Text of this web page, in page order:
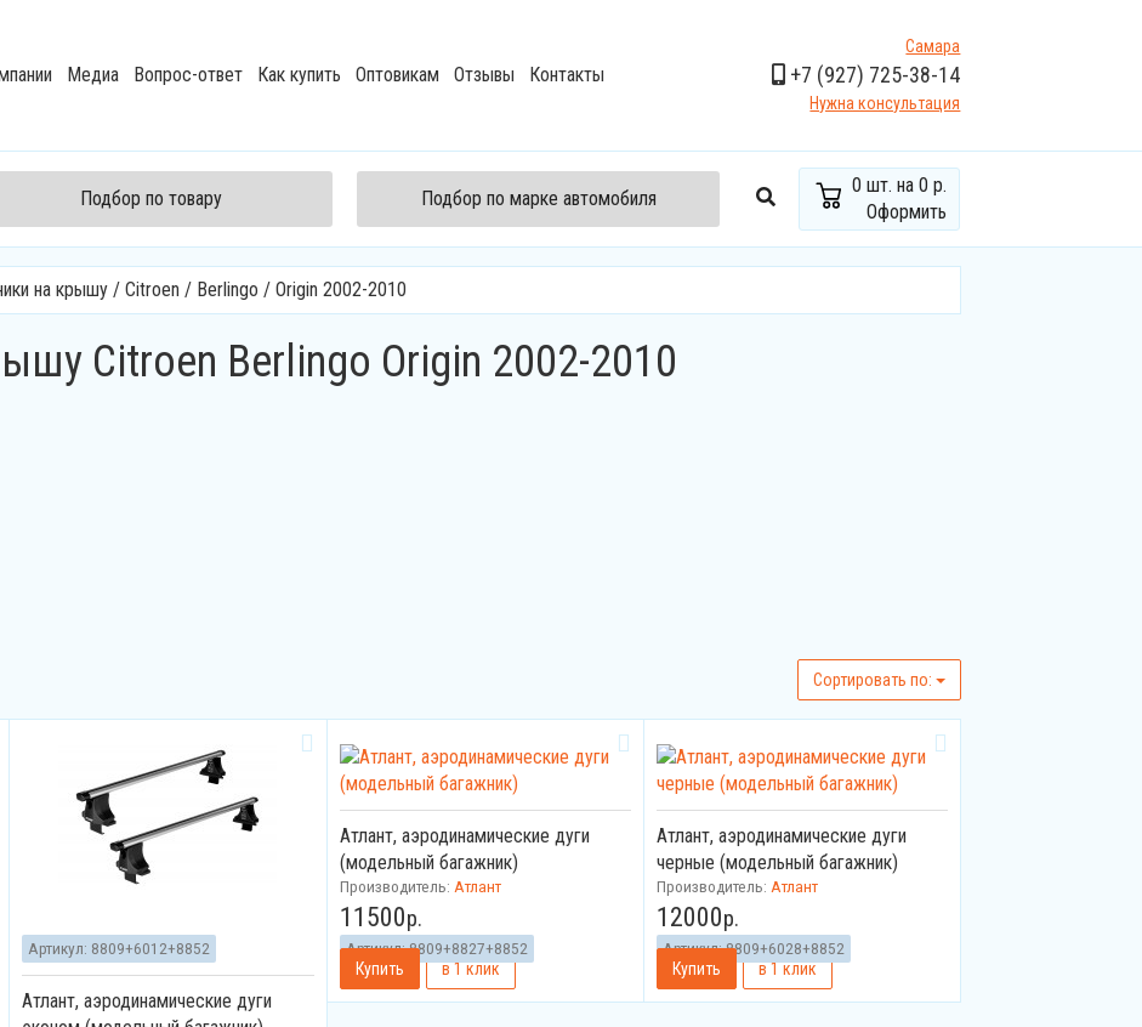
Медиа Вопрос-ответ Как купить Оптовикам Отзывы Контакты
Самара
+7 (927) 725-38-14
Нужна консультация
Подбор по товару Подбор по марке автомобиля
0 шт. на 0 р.
Оформить
на крышу /Citroen / Berlingo /Origin 2002-2010
Citroen Berlingo Origin 2002-2010
Cортировать по:
Атлант, аэродинамические дуги
Артикул: 8809+6012+8852
Атлант, аэродинамические дуги
(модельный багажник)
Артикул:8809+8827+8852
Производитель: Атлант
11500р.
Атлант, аэродинамические дуги
черные (модельный багажник)
Артикул:8809+6028+8852
Производитель: Атлант
12000р.